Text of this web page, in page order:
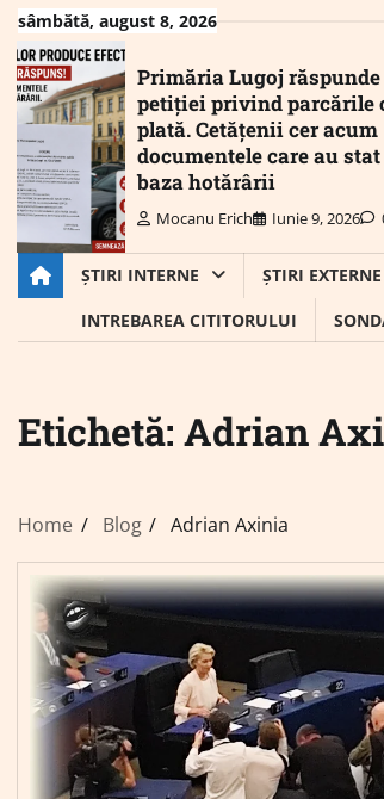
Skip
content
sâmbătă, august 8, 2026
Primăria Lugoj răspunde
petiției privind parcările
plată. Cetățenii cer acum
documentele care au
baza hotărârii
Mocanu Erich Iunie 9, 2026
ȘTIRI INTERNE ȘTIRI EXTERNE
INTREBAREA CITITORULUI
Etichetă: Adrian
Home Blog Adrian Axinia